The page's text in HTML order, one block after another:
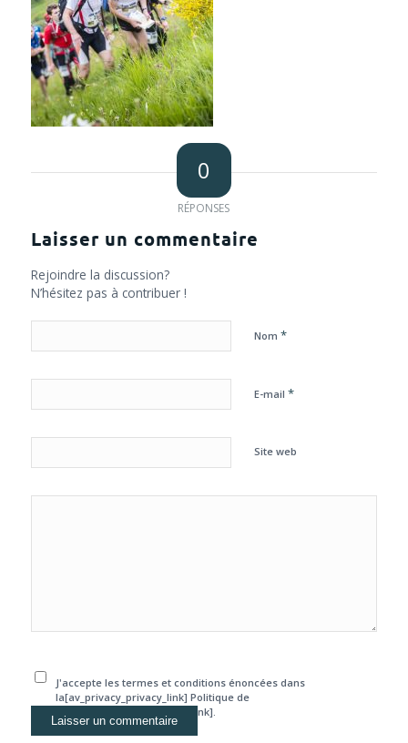
0
RÉPONSES
Laisser un commentaire
Rejoindre la discussion?
N’hésitez pas à contribuer !
Nom *
E-mail *
Site web
J'accepte les termes et conditions énoncées dans
la[av_privacy_privacy_link] Politique de
confidentialité[/av_privacy_link].